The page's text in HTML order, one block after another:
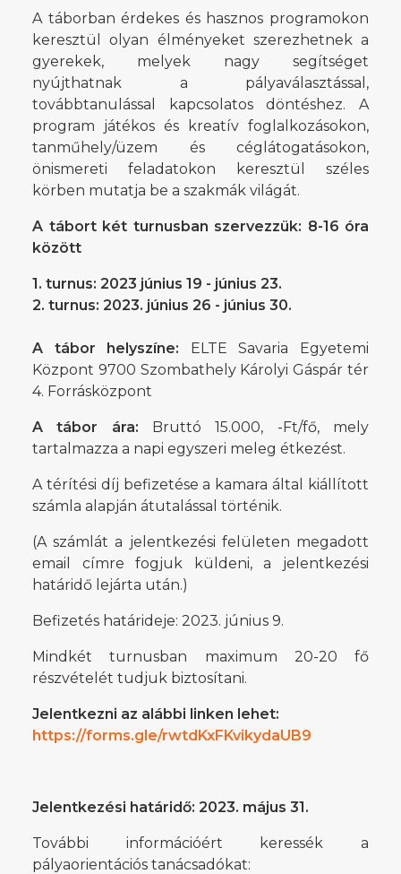
A táborban érdekes és hasznos programokon
keresztül olyan élményeket szerezhetnek a
gyerekek, melyek nagy segítséget
nyújthatnak a pályaválasztással,
továbbtanulással kapcsolatos döntéshez. A
program játékos és kreatív foglalkozásokon,
tanműhely/üzem és céglátogatásokon,
önismereti feladatokon keresztül széles
körben mutatja be a szakmák világát.
A tábort két turnusban szervezzük: 8-16 óra
között
1. turnus: 2023 június 19 - június 23.
2. turnus: 2023. június 26 - június 30.
A tábor helyszíne: ELTE Savaria Egyetemi
Központ 9700 Szombathely Károlyi Gáspár tér
4. Forrásközpont
A tábor ára: Bruttó 15.000, -Ft/fő, mely
tartalmazza a napi egyszeri meleg étkezést.
A térítési díj befizetése a kamara által kiállított
számla alapján átutalással történik.
(A számlát a jelentkezési felületen megadott
email címre fogjuk küldeni, a jelentkezési
határidő lejárta után.)
Befizetés határideje: 2023. június 9.
Mindkét turnusban maximum 20-20 fő
részvételét tudjuk biztosítani.
Jelentkezni az alábbi linken lehet:
https://forms.gle/rwtdKxFKvikydaUB9
Jelentkezési határidő: 2023. május 31.
További információért keressék a
pályaorientációs tanácsadókat: